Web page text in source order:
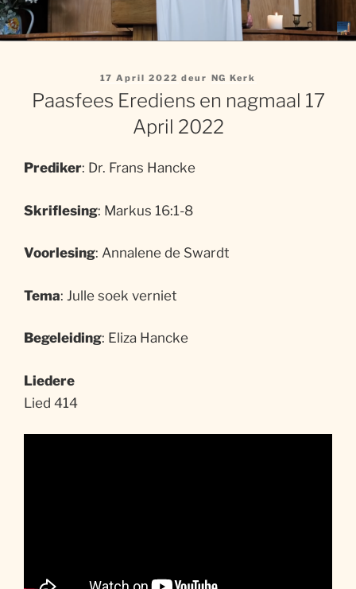
Gepubliseer
17 April 2022 deur NG Kerk
Paasfees Erediens en nagmaal 17
April 2022
Prediker: Dr. Frans Hancke
Skriflesing: Markus 16:1-8
Voorlesing: Annalene de Swardt
Tema: Julle soek verniet
Begeleiding: Eliza Hancke
Liedere
Lied 414